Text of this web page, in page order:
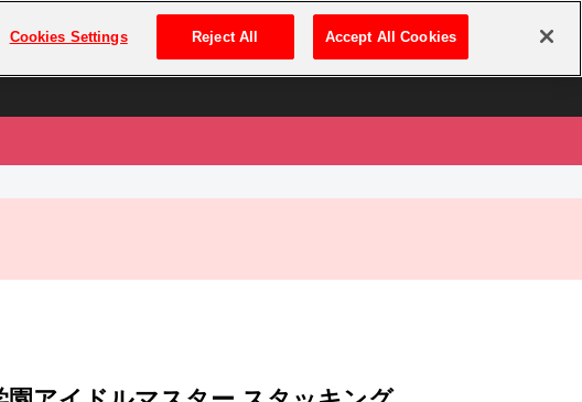
アム会員とは ログイン・新規登録
ドル同好会
Cookies Settings Reject All Accept All Cookies